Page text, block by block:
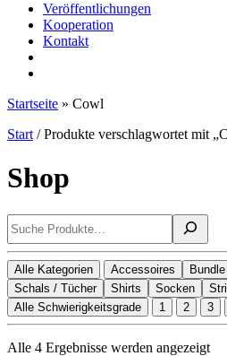
Veröffentlichungen
Kooperation
Kontakt
Startseite » Cowl
Start / Produkte verschlagwortet mit
Shop
Suchen
Alle Kategorien Accessoires Bundle
Schals / Tücher
Shirts Socken
Alle Schwierigkeitsgrade
1 2 3
Alle 4 Ergebnisse werden angezeigt